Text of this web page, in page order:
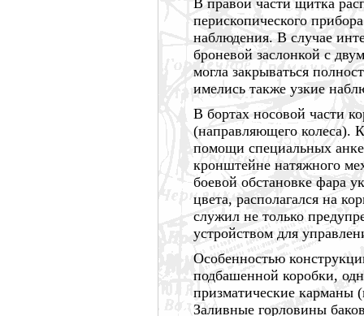
В правой части щитка
перископического
наблюдения. В случае
броневой заслонкой с
могла закрываться
имелись также узкие
В бортах носовой части
(направляющего колеса).
помощи специальных
кронштейне натяжного
боевой обстановке фара
цвета, располагался на
служил не только
устройством для
Особенностью
подбашенной коробки,
призматические карманы
Заливные горловины